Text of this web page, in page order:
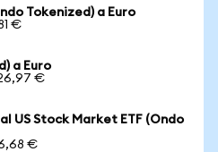
Tokenized) a Euro
€
a Euro
€
US Stock Market ETF (Ondo
€